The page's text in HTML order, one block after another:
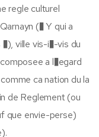
regle culturel
(� Y qui a
ville vis-i�-vis du
a l�egard
ca nation du la
de Reglement (ou
que envie-perse)